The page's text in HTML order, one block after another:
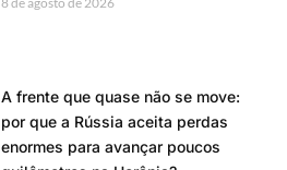
A frente que quase não se move:
por que a Rússia aceita perdas
enormes para avançar poucos